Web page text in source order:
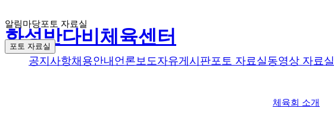
화성반다비체육센터
체육회 소개
알림마당포토 자료실
포토 자료실
공지사항채용안내언론보도 자유게시판포토 자료실동영상 자료실